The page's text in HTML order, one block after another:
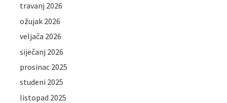
travanj 2026
ožujak 2026
veljača 2026
siječanj 2026
prosinac 2025
studeni 2025
listopad 2025